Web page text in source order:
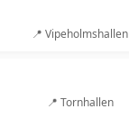
📍 Vipeholmshallen
📍 Tornhallen